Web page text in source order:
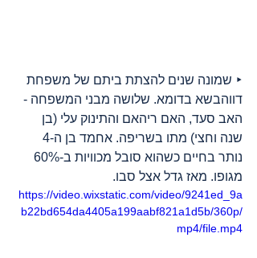
‣ שמונה שנים להצתת ביתם של משפחת
דווהבשא בדומא. שלושה מבני המשפחה -
האב סעד, האם ריהאם והתינוק עלי (בן
מגופו. מאז גדל אצל סבו.
https://video.wixstatic.com/video/9241ed_9a
b22bd654da4405a199aabf821a1d5b/360p/
mp4/file.mp4